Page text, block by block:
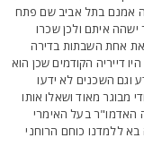
בתל אביב שם פתח
איתם ולכן שכרו
אחת השבתות בדירה
הקודמים שכן הוא
השכנים לא ידעו
מאוד ושאלו אותו
בעל האימרי
ללמדנו כוחם הרוחני